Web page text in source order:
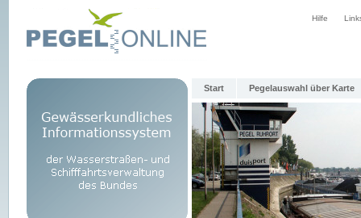
Hilfe
Start Pegelauswahl über Karte